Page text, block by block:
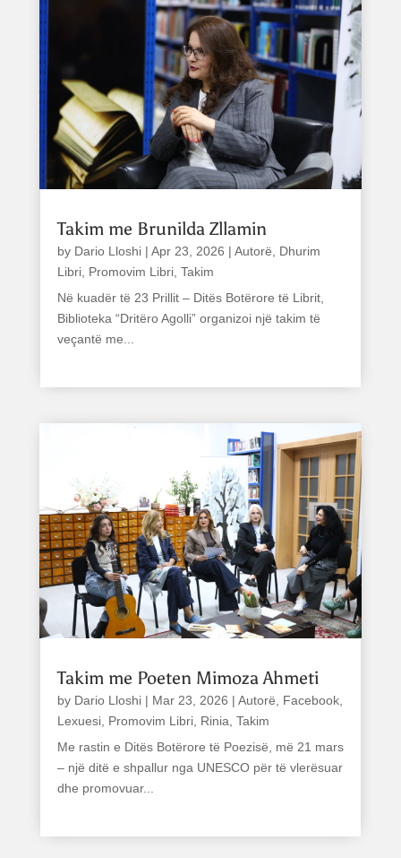
Takim me Brunilda Zllamin
by Dario Lloshi| Apr 23, 2026 | Autorë
Dhurim
Libri, Promovim Libri, Takim
Në kuadër të 23 Prillit – Ditës Botërore të Librit,
Biblioteka “Dritëro Agolli” organizoi një takim të
veçantë me...
Takim me Poeten Mimoza Ahmeti
by Dario Lloshi| Mar 23, 2026 | Autorë, Facebook,
Lexuesi, Promovim Libri, Rinia, Takim
Me rastin e Ditës Botërore të Poezisë, më 21 mars
– një ditë e shpallur nga UNESCO për të vlerësuar
dhe promovuar...